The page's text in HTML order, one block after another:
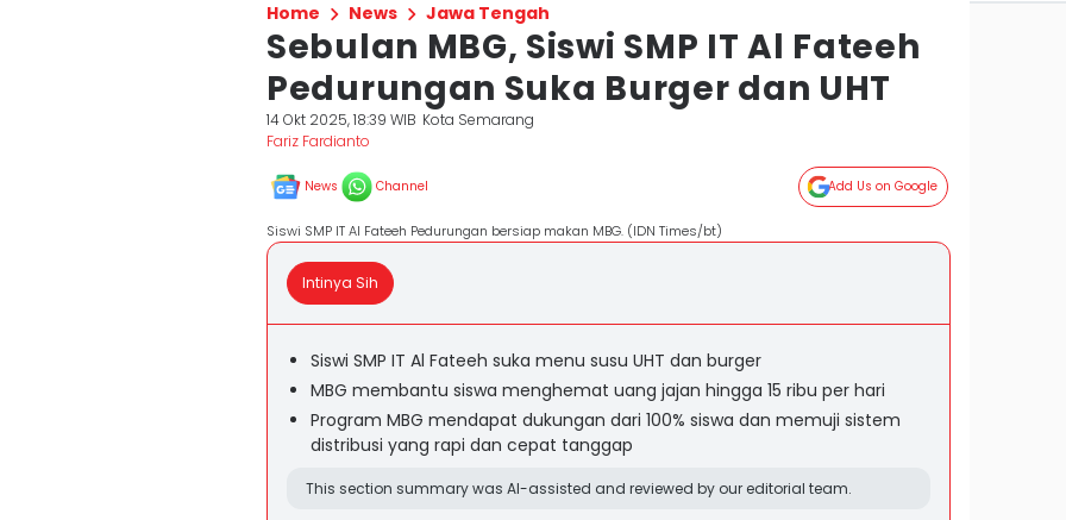
Home News Jawa Tengah
Sebulan MBG, Siswi SMP IT Al Fateeh
Pedurungan Suka Burger dan UHT
14 Okt 2025, 18:39 WIB Kota Semarang
Fariz Fardianto
News Channel Add Us on Google
Siswi SMP IT Al Fateeh Pedurungan bersiap makan MBG. (IDN Times/bt)
Intinya Sih
Siswi SMP IT Al Fateeh suka menu susu UHT dan burger
MBG membantu siswa menghemat uang jajan hingga 15 ribu per hari
Program MBG mendapat dukungan dari 100% siswa dan memuji sistem
distribusi yang rapi dan cepat tanggap
This section summary was AI-assisted and reviewed by our editorial team.